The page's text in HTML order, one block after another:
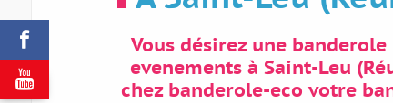


Vous désirez une
evenements à Saint-Leu
chez banderole-eco votre